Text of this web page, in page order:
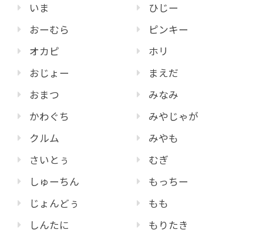
いま
おーむら
オカピ
おじょー
おまつ
かわぐち
クルム
さいとぅ
しゅーちん
じょんどぅ
しんたに
ひじー
ピンキー
ホリ
まえだ
みなみ
みやじゃが
みやも
むぎ
もっちー
もも
もりたき